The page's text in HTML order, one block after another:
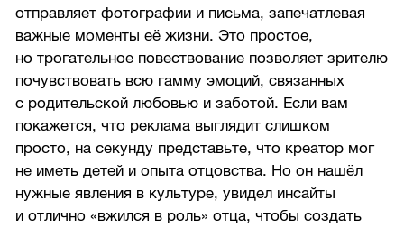
отправляет фотографии и письма, запечатлевая
важные моменты её жизни. Это простое,
но трогательное повествование позволяет зрителю
почувствовать всю гамму эмоций, связанных
с родительской любовью и заботой. Если вам
покажется, что реклама выглядит слишком
просто, на секунду представьте, что креатор мог
не иметь детей и опыта отцовства. Но он нашёл
нужные явления в культуре, увидел инсайты
и отлично «вжился в роль» отца, чтобы создать